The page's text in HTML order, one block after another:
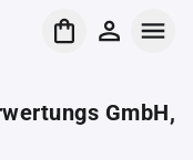
GmbH,